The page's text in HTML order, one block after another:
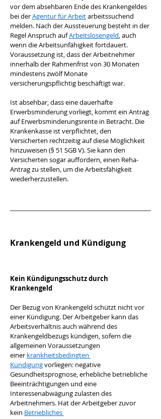
vor dem absehbaren Ende des Krankengeldes
bei der Agentur für Arbeit arbeitssuchend
melden. Nach der Aussteuerung besteht in der
Regel Anspruch auf Arbeitslosengeld, auch
wenn die Arbeitsunfähigkeit fortdauert.
Voraussetzung ist, dass der Arbeitnehmer
innerhalb der Rahmenfrist von 30 Monaten
mindestens zwölf Monate
versicherungspflichtig beschäftigt war.
Ist absehbar, dass eine dauerhafte
Erwerbsminderung vorliegt, kommt ein Antrag
auf Erwerbsminderungsrente in Betracht. Die
Krankenkasse ist verpflichtet, den
Versicherten rechtzeitig auf diese Möglichkeit
hinzuweisen (§ 51 SGB V). Sie kann den
Versicherten sogar auffordern, einen Reha-
Antrag zu stellen, um die Arbeitsfähigkeit
wiederherzustellen.
Krankengeld und Kündigung
Kein Kündigungsschutz durch
Krankengeld
Der Bezug von Krankengeld schützt nicht vor
einer Kündigung. Der Arbeitgeber kann das
Arbeitsverhältnis auch während des
Krankengeldbezugs kündigen, sofern die
allgemeinen Voraussetzungen
einer krankheitsbedingten
Kündigung vorliegen: negative
Gesundheitsprognose, erhebliche betriebliche
Beeinträchtigungen und eine
Interessenabwägung zulasten des
Arbeitnehmers. Hat der Arbeitgeber zuvor
kein Betriebliches